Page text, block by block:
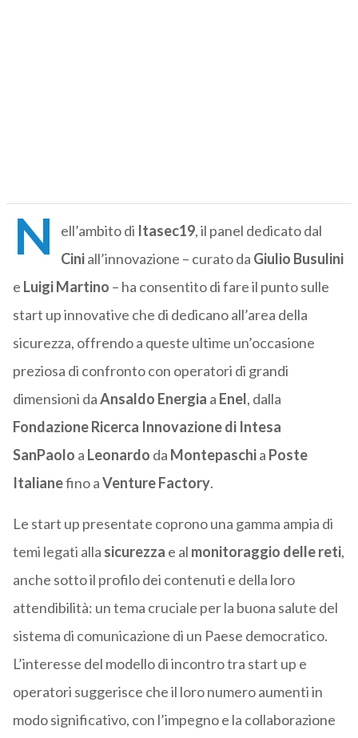
N ell’ambito di Itasec19, il panel dedicato dal
Ciniall’innovazione – curato da Giulio Busulini
e Luigi Martino – ha consentito di fare il punto sulle
start up innovative che di dedicano all’area della
sicurezza, offrendo a queste ultime un’occasione
preziosa di confronto con operatori di grandi
dimensioni daAnsaldo Energia a Enel, dalla
Fondazione Ricerca Innovazione di Intesa
SanPaolo a Leonardo da Montepaschia Poste
Italianefino aVenture Factory.
Le start up presentate coprono una gamma ampia di
temi legati alla sicurezza e al monitoraggio delle reti,
anche sotto il profilo dei contenuti e della loro
attendibilità: un tema cruciale per la buona salute del
sistema di comunicazione di un Paese democratico.
L’interesse del modello di incontro tra start up e
operatori suggerisce che il loro numero aumenti in
modo significativo, con l’impegno e la collaborazione